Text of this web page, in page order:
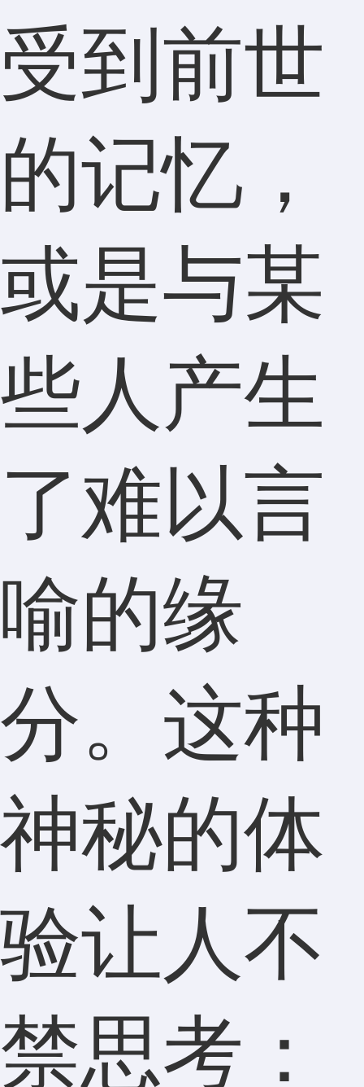
受到前世
的记忆，
或是与某
些人产生
了难以言
喻的缘
分。这种
神秘的体
验让人不
禁思考：